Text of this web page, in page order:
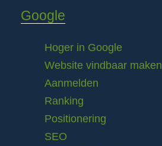
Google
Hoger in Google
Website vindbaar maken
Aanmelden
Ranking
Positionering
SEO